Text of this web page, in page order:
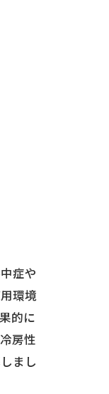
症や
環境
的に
房性
まし